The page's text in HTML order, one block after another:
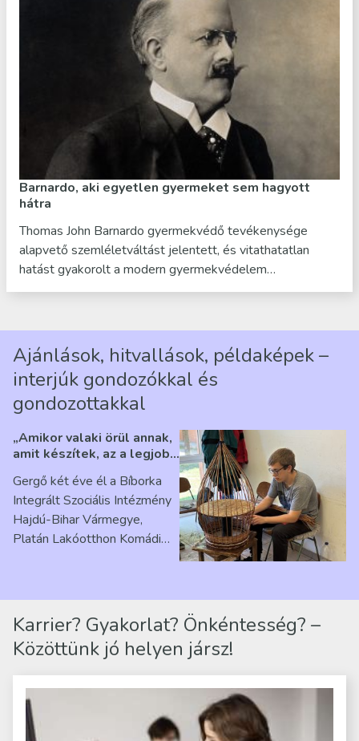
Barnardo, aki egyetlen gyermeket sem hagyott
hátra
Thomas John Barnardo gyermekvédő tevékenysége
alapvető szemléletváltást jelentett, és vitathatatlan
hatást gyakorolt a modern gyermekvédelem…
Ajánlások, hitvallások, példaképek –
interjúk gondozókkal és
gondozottakkal
„Amikor valaki örül annak,
amit készítek, az a legjobb
Ribárszky Gergő ellátottal
Gergő két éve él a Bíborka
Integrált Szociális Intézmény
Hajdú-Bihar Vármegye,
Platán Lakóotthon Komádi
Karrier? Gyakorlat? Önkéntesség? –
Közöttünk jó helyen jársz!